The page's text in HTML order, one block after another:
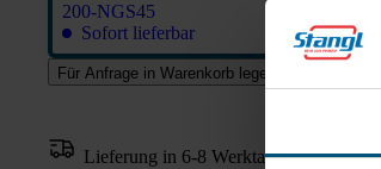
200-NGS45
Sofort lieferbar
Für Anfrage in Warenkorb legen
Lieferung in 6-8 Werktagen